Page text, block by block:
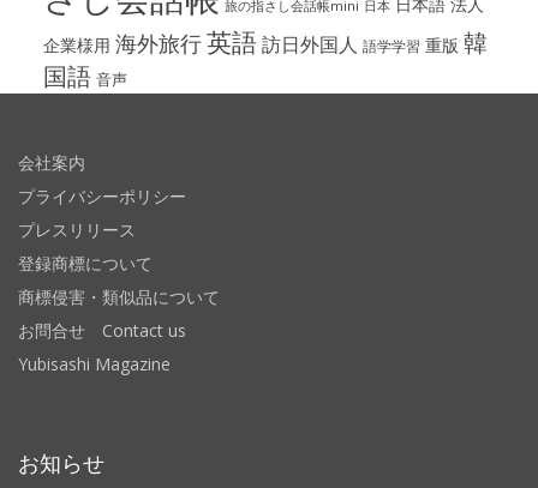
旅の指さし会話帳mini 日本
企業様用 海外旅行英語訪日外国人 語学学習 重版 韓
国語 音声
会社案内
プライバシーポリシー
プレスリリース
登録商標について
商標侵害・類似品について
お問合せ Contact us
Yubisashi Magazine
お知らせ